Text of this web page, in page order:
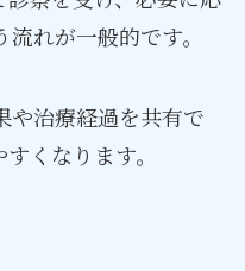
れが一般的です。
や治療経過を共有で
くなります。